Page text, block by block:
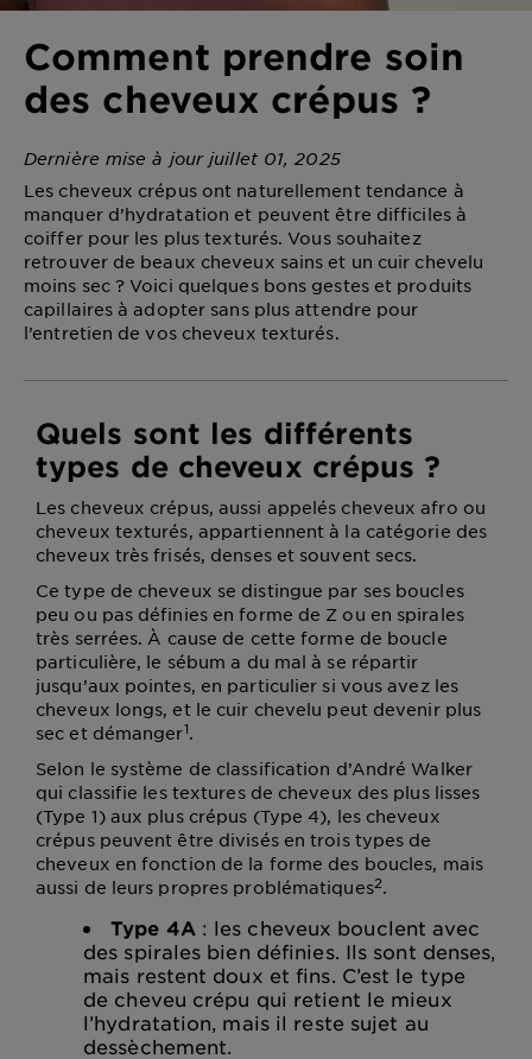
Au coeur
de
Garnier x
Gisele
Bündchen
Notre
magazine
Comment prendre soin
des cheveux crépus ?
Dernière mise à jour juillet 01, 2025
Les cheveux crépus ont naturellement tendance à
manquer d’hydratation et peuvent être difficiles à
coiffer pour les plus texturés. Vous souhaitez
retrouver de beaux cheveux sains et un cuir chevelu
moins sec ? Voici quelques bons gestes et produits
capillaires à adopter sans plus attendre pour
l’entretien de vos cheveux texturés.
Quels sont les différents
types de cheveux crépus ?
Les cheveux crépus, aussi appelés cheveux afro ou
cheveux texturés, appartiennent à la catégorie des
cheveux très frisés, denses et souvent secs.
Ce type de cheveux se distingue par ses boucles
peu ou pas définies en forme de Z ou en spirales
très serrées. À cause de cette forme de boucle
particulière, le sébum a du mal à se répartir
jusqu’aux pointes, en particulier si vous avez les
cheveux longs, et le cuir chevelu peut devenir plus
sec et démanger1.
Selon le système de classification d’André Walker
qui classifie les textures de cheveux des plus lisses
(Type 1) aux plus crépus (Type 4), les cheveux
crépus peuvent être divisés en trois types de
cheveux en fonction de la forme des boucles, mais
aussi de leurs propres problématiques2.
Type 4A : les cheveux bouclent avec
des spirales bien définies. Ils sont denses,
mais restent doux et fins. C’est le type
de cheveu crépu qui retient le mieux
l’hydratation, mais il reste sujet au
dessèchement.